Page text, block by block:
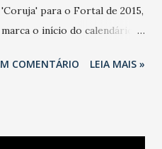
para o Fortal de 2015,
o início do calendário
de cearenses quanto de
COMENTÁRIO LEIA MAIS »